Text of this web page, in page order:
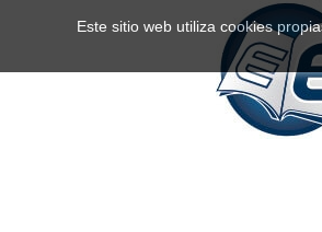
Este sitio web utiliza cookies